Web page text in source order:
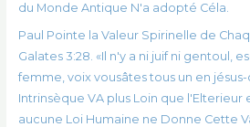
du Monde Antique N'a adopté Céla.
Paul Pointe la Valeur Spirinelle de
Galates 3:28. «Il n'y a ni juif ni gentoul,
femme, voix vousâtes tous un en
Intrinsèque VA plus Loin que l'Elterieur
aucune Loi Humaine ne Donne Cette